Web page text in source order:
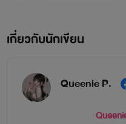
เกี่ยวกับนักเขียน
Queenie P.